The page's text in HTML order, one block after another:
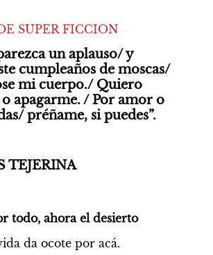
SUPER FICCION
un aplauso/ y
cumpleaños de moscas/
mi cuerpo./ Quiero
o apagarme. / Por amor o
préñame, si puedes”.
TEJERINA
todo, ahora el desierto
da ocote por acá.